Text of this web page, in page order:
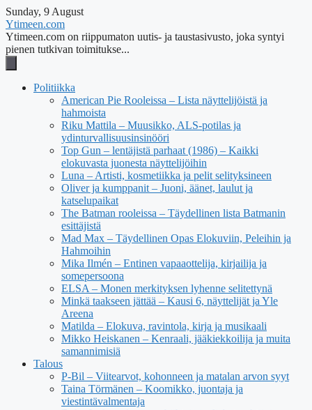
Sunday, 9 August
Ytimeen.com
Ytimeen.com on riippumaton uutis- ja taustasivusto, joka syntyi
pienen tutkivan toimitukse...
Politiikka
American Pie Rooleissa – Lista näyttelijöistä ja
hahmoista
Riku Mattila – Muusikko, ALS-potilas ja
ydinturvallisuusinsinööri
Top Gun – lentäjistä parhaat (1986) – Kaikki
elokuvasta juonesta näyttelijöihin
Luna – Artisti, kosmetiikka ja pelit selityksineen
Oliver ja kumppanit – Juoni, äänet, laulut ja
katselupaikat
The Batman rooleissa – Täydellinen lista Batmanin
esittäjistä
Mad Max – Täydellinen Opas Elokuviin, Peleihin ja
Hahmoihin
Mika Ilmén – Entinen vapaaottelija, kirjailija ja
somepersoona
ELSA – Monen merkityksen lyhenne selitettynä
Minkä taakseen jättää – Kausi 6, näyttelijät ja Yle
Areena
Matilda – Elokuva, ravintola, kirja ja musikaali
Mikko Heiskanen – Kenraali, jääkiekkoilija ja muita
samannimisiä
Talous
P-Bil – Viitearvot, kohonneen ja matalan arvon syyt
Taina Törmänen – Koomikko, juontaja ja
viestintävalmentaja